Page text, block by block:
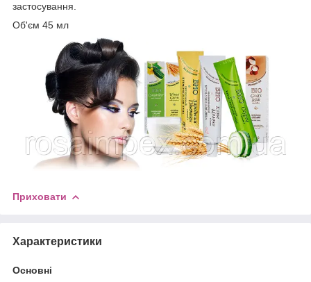
застосування.
Об'єм 45 мл
Приховати
Характеристики
Основні